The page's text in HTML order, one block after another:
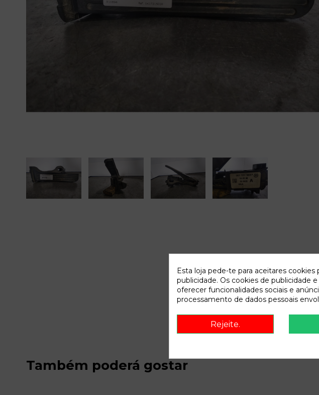
Também poderá gostar
Esta loja pede-te para aceitares
publicidade. Os cookies de publicidade
oferecer funcionalidades sociais e
processamento de dados pessoais
Rejeite.